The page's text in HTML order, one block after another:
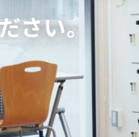
さい。